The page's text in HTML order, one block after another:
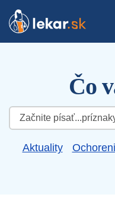
Čo
Hľadať:
Aktuality